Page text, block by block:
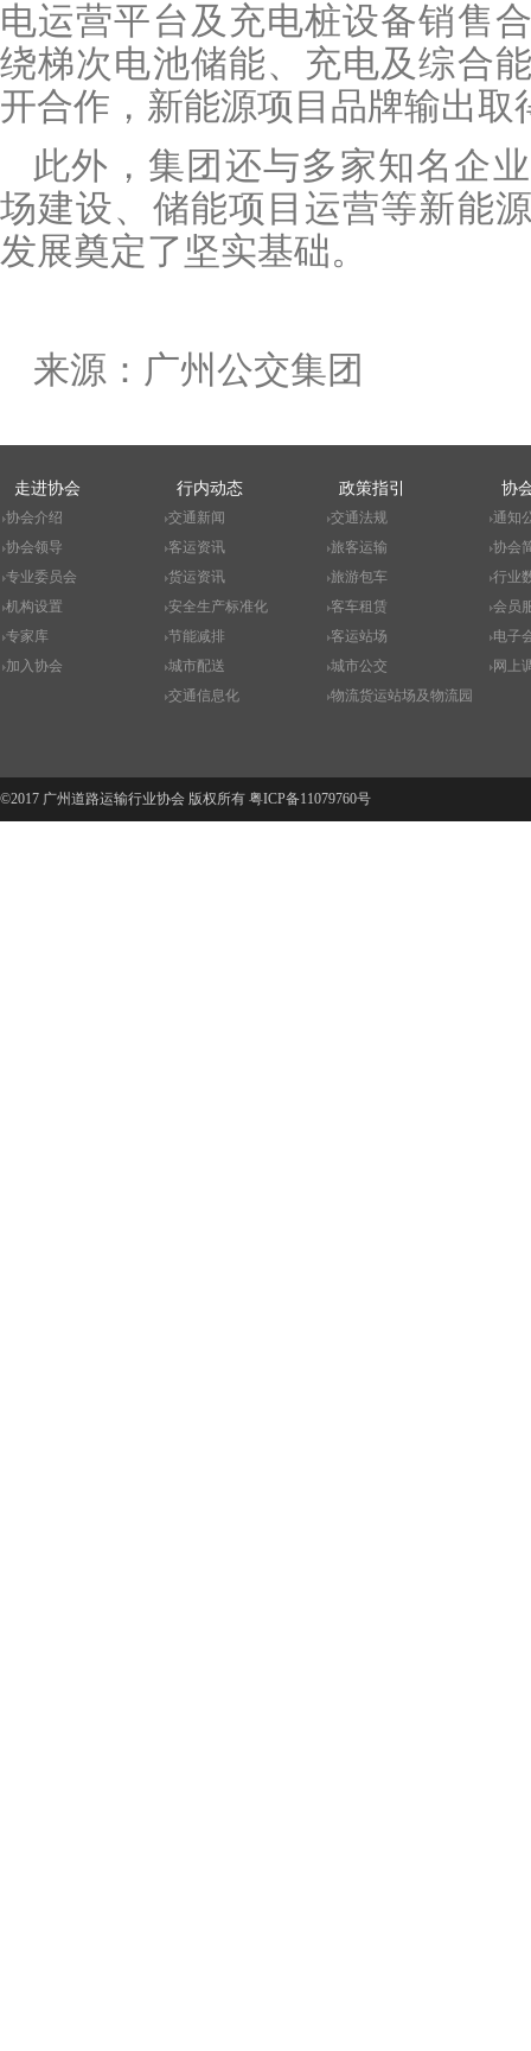
电运营平台及充电桩设备销售
绕梯次电池储能、充电及综合
开合作，新能源项目品牌输出取
此外，集团还与多家知名企
场建设、储能项目运营等新能
发展奠定了坚实基础。
来源：广州公交集团
走进协会
协会介绍
协会领导
专业委员会
机构设置
专家库
加入协会
行内动态
交通新闻
客运资讯
货运资讯
安全生产标准化
节能减排
城市配送
交通信息化
政策指引
交通法规
旅客运输
旅游包车
客车租赁
客运站场
城市公交
物流货运站场及物流园
协
通知
协会
行业
会员
电子
网上
©2017 广州道路运输行业协会 版权所有 粤ICP备11079760号